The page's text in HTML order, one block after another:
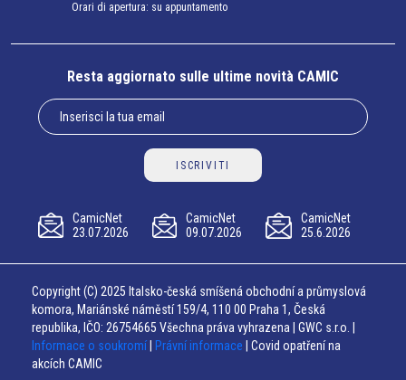
Orari di apertura: su appuntamento
Resta aggiornato sulle ultime novità CAMIC
ISCRIVITI
CamicNet
23.07.2026
CamicNet
09.07.2026
CamicNet
25.6.2026
Copyright (C) 2025 Italsko-česká smíšená obchodní a průmyslová
komora, Mariánské náměstí 159/4, 110 00 Praha 1, Česká
republika, IČO: 26754665 Všechna práva vyhrazena | GWC s.r.o. |
Informace o soukromí
Právní informace | Covid opatření na
akcích CAMIC